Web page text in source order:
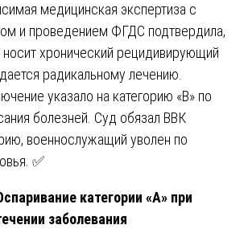
медицинская экспертиза с
и проведением ФГДС подтвердила,
носит хронический рецидивирующий
радикальному лечению.
указало на категорию «В» по
болезней. Суд обязал ВВК
военнослужащий уволен по
✅
категории «А» при
заболевания